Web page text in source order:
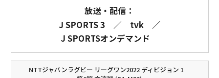
放送・配信：
J SPORTS 3
／ tvk
／
J SPORTSオンデマンド
NTTジャパンラグビー リーグワン2022 ディビジョン 1